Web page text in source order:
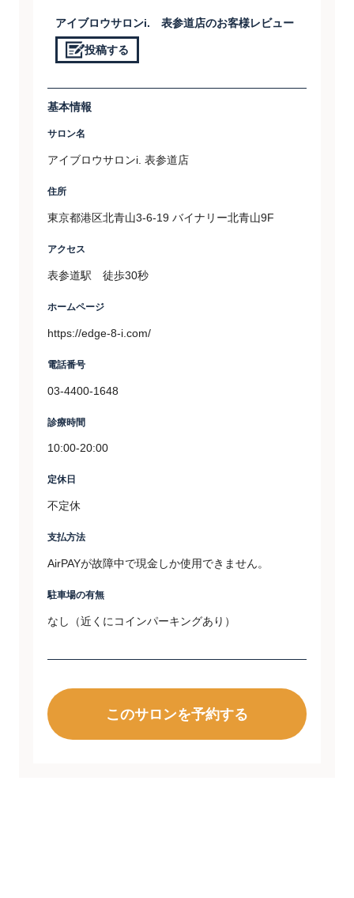
アイブロウサロンi. 表参道店のお客様レビュー
投稿する
基本情報
サロン名
アイブロウサロンi. 表参道店
住所
東京都港区北青山3-6-19 バイナリー北青山9F
アクセス
表参道駅 徒歩30秒
ホームページ
https://edge-8-i.com/
電話番号
03-4400-1648
診療時間
10:00-20:00
定休日
不定休
支払方法
AirPAYが故障中で現金しか使用できません。
駐車場の有無
なし（近くにコインパーキングあり）
このサロンを予約する